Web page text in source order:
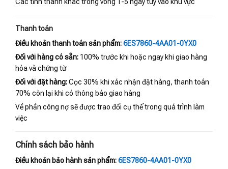
Thanh toán
Điều khoản thanh toán sản phẩm:6ES7860-4AA01-0YX0
Đối với hàng có sẵn: 100% trước khi hoặc ngay khi giao hàng
hóa và chứng từ
Đối với đặt hàng:Cọc 30% khi xác nhận đặt hàng, thanh toán
70% còn lại khi có thông báo giao hàng
Về phần công nợ sẽ được trao đổi cụ thể trong quá trình làm
việc
Chính sách bảo hành
Điều khoản bảo hành sản phẩm:6ES7860-4AA01-0YX0